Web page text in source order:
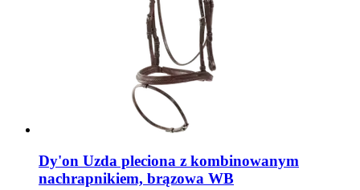
Dy'on Uzda pleciona z kombinowanym
nachrapnikiem, brązowa WB